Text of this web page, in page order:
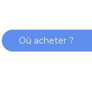
Où acheter ?